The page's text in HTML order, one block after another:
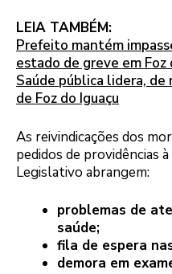
LEIA TAMBÉM:
Prefeito mantém
estado de greve em Foz
Saúde pública lidera, de
de Foz do Iguaçu
As reivindicações dos
pedidos de providências
Legislativo abrangem:
problemas de
saúde;
fila de espera
demora em